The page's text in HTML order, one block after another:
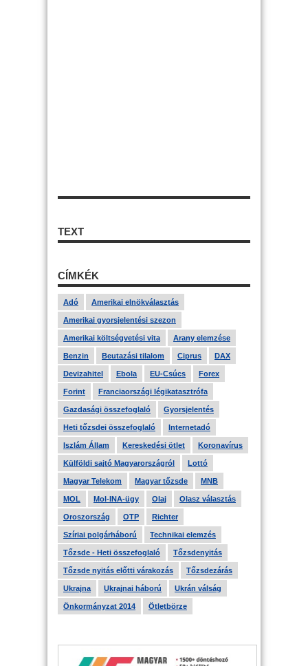
TEXT
CÍMKÉK
Adó Amerikai elnökválasztás
Amerikai gyorsjelentési szezon
Amerikai költségvetési vita Arany elemzése
Benzin Beutazási tilalom Ciprus DAX
Devizahitel Ebola EU-Csúcs Forex
Forint Franciaországi légikatasztrófa
Gazdasági összefoglaló Gyorsjelentés
Heti tőzsdei összefoglaló Internetadó
Iszlám Állam Kereskedési ötlet Koronavírus
Külföldi sajtó Magyarországról Lottó
Magyar Telekom Magyar tőzsde MNB
MOL Mol-INA-ügy Olaj Olasz választás
Oroszország OTP Richter
Szíriai polgárháború Technikai elemzés
Tőzsde - Heti összefoglaló Tőzsdenyitás
Tőzsde nyitás előtti várakozás Tőzsdezárás
Ukrajna Ukrajnai háború Ukrán válság
Önkormányzat 2014 Ötletbörze